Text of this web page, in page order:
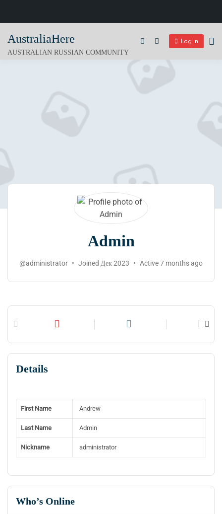
content
AustraliaHere
AUSTRALIAN RUSSIAN COMMUNITY
Log in
Admin
@administrator • Joined Дек 2023 • Active 7 months ago
Details
First Name Andrew
Last Name Admin
Nickname administrator
Who’s Online